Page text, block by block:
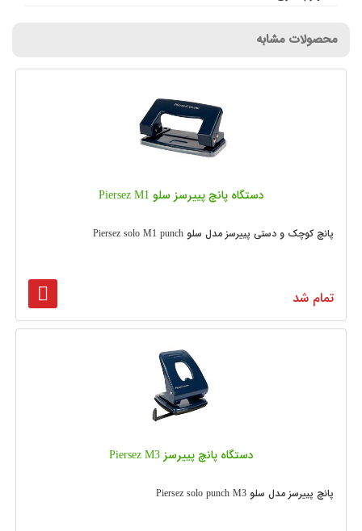
محصولات مشابه
دستگاه پانچ پییرسز سلو Piersez M1
پانچ کوچک و دستی پییرسز مدل سلو Piersez solo M1 punch
تمام شد
دستگاه پانچ پییرسز Piersez M3
پانچ پییرسز مدل سلو Piersez solo punch M3